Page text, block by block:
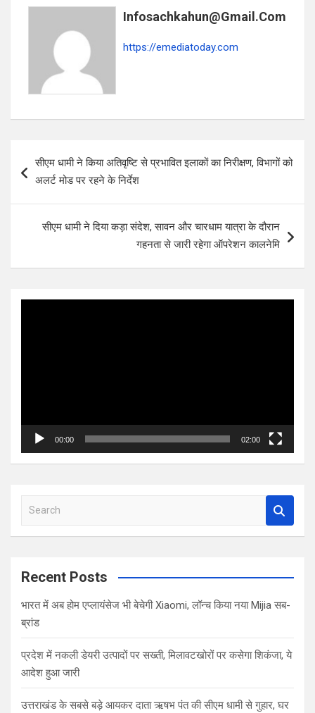
o
o
k
A
p
p
Infosachkahun@gmail.com
https://emediatoday.com
navigation
सीएम धामी ने किया अतिवृष्टि से प्रभावित इलाकों का निरीक्षण, विभागों को
अलर्ट मोड पर रहने के निर्देश
सीएम धामी ने दिया कड़ा संदेश, सावन और चारधाम यात्रा के दौरान
गहनता से जारी रहेगा ऑपरेशन कालनेमि
00:00 02:00
a
c
Recent Posts
भारत में अब होम एप्लायंसेज भी बेचेगी Xiaomi, लॉन्च किया नया Mijia सब-
ब्रांड
प्रदेश में नकली डेयरी उत्पादों पर सख्ती, मिलावटखोरों पर कसेगा शिकंजा, ये
आदेश हुआ जारी
उत्तराखंड के सबसे बड़े आयकर दाता ऋषभ पंत की सीएम धामी से गुहार, घर